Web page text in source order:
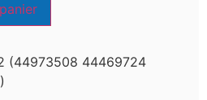
(44973508 44469724